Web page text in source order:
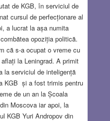
de KGB, în serviciul de
cursul de perfecționare al
a lucrat la așa numita
opoziția politică.
că s-a ocupat o vreme cu
la Leningrad. A primit
la serviciul de inteligență
KGB și a fost trimis pentru
de un an la Școala
Moscova iar apoi, la
KGB Yuri Andropov din